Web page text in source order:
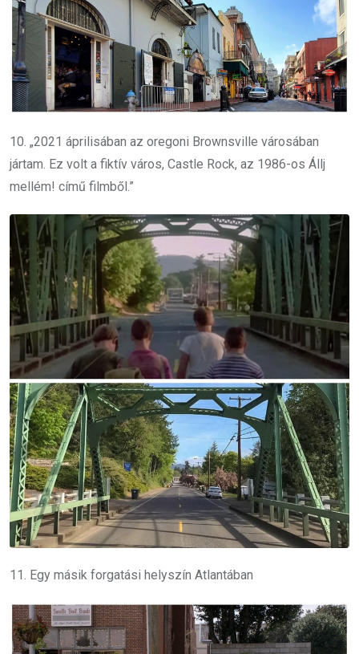
10. „2021 áprilisában az oregoni Brownsville városában
jártam. Ez volt a fiktív város, Castle Rock, az 1986-os Állj
mellém! című filmből.”
11. Egy másik forgatási helyszín Atlantában